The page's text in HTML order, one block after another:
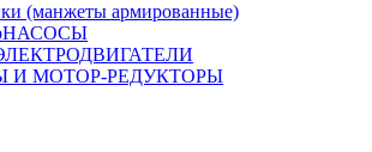
(манжеты армированные)
НАСОСЫ
И МОТОР-РЕДУКТОРЫ